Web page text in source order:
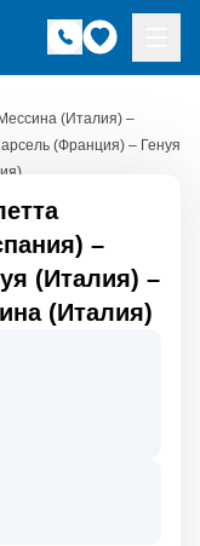
(Италия) –
(Франция) – Генуя
–
(Италия) –
(Италия)